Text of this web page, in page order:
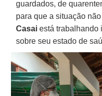
guardados, de
para que a situação
Casai está trabalhando
sobre seu estado de